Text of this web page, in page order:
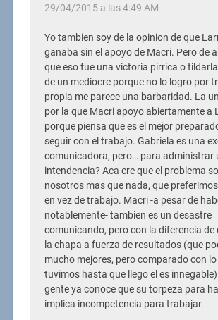
29/04/2015 a las 4:49 AM
Yo tambien soy de la opinion de que
ganaba sin el apoyo de Macri. Pero de
que eso fue una victoria pirrica o
de un mediocre porque no lo logro por
propia me parece una barbaridad. La
por la que Macri apoyo abiertamente a
porque piensa que es el mejor
seguir con el trabajo. Gabriela es una
comunicadora, pero… para administrar
intendencia? Aca cre que el problema
nosotros mas que nada, que
en vez de trabajo. Macri -a pesar de
notablemente- tambien es un desastre
comunicando, pero con la diferencia de
la chapa a fuerza de resultados (que
mucho mejores, pero comparado con lo
tuvimos hasta que llego el es
gente ya conoce que su torpeza para
implica incompetencia para trabajar.